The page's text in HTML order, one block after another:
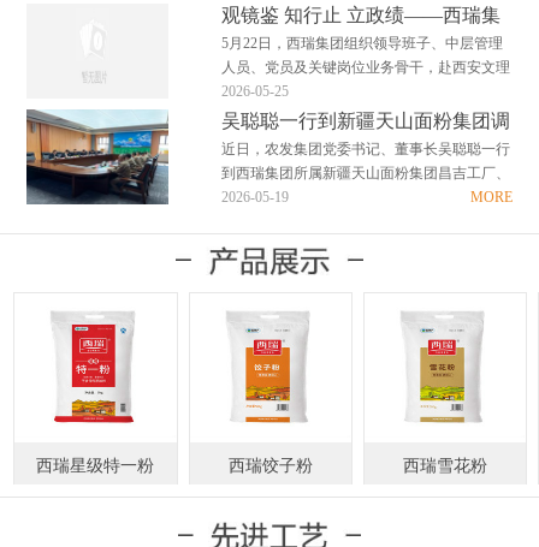
长、总经理樊健一同调研并详细介绍学习教育
开展情况和企业生产经营情况。 督导组通过
走访生产一线、谈心谈话和交流研讨的方式全
面了解学习教育…
观镜鉴 知行止 立政绩——西瑞集
团赴西安文理学院警示教育基地参
观学习
5月22日，西瑞集团组织领导班子、中层管理
人员、党员及关键岗位业务骨干，赴西安文理
学院西安市警示教育基地，开展了一场以“为
国护粮责在肩，清廉务实创实绩”为主题的警
示教育活动。 走进警示教育基地，在讲解员
的引导下，全体人员依次参观了“省、心、
律、诫、儆、光…
2026-05-25
吴聪聪一行到新疆天山面粉集团调
研慰问
近日，农发集团党委书记、董事长吴聪聪一行
到西瑞集团所属新疆天山面粉集团昌吉工厂、
喀什工厂调研企业生产经营情况，并深入生产
面粉集团近年来取得的优异成绩给予充分肯
定。他指出，天山面粉集团扎根边疆六十载，
全体干部职工实…
2026-05-19 MORE
西瑞星级特一粉 西瑞饺子粉 西瑞雪花粉